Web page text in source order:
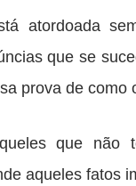
atordoada
que se
prova de como
que não
aqueles fatos